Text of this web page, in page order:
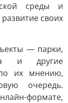
среды и
своих
— парки,
и другие
их мнению,
очередь.
формате,